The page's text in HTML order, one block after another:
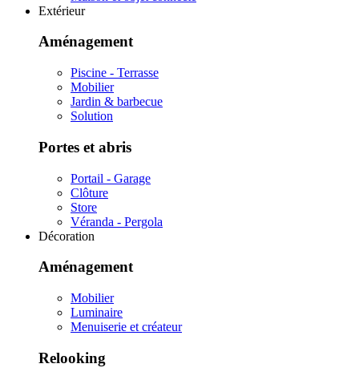
Extérieur
Aménagement
Piscine - Terrasse
Mobilier
Jardin & barbecue
Solution
Portes et abris
Portail - Garage
Clôture
Store
Véranda - Pergola
Décoration
Aménagement
Mobilier
Luminaire
Menuiserie et créateur
Relooking